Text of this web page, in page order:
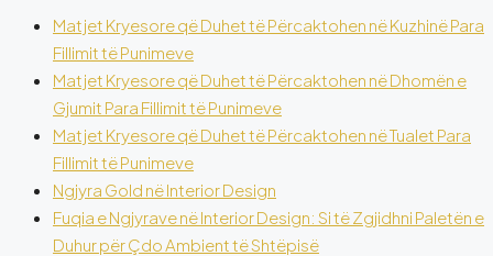
Matjet Kryesore që Duhet të Përcaktohen në Kuzhinë Para
Fillimit të Punimeve
Matjet Kryesore që Duhet të Përcaktohen në Dhomën e
Gjumit Para Fillimit të Punimeve
Matjet Kryesore që Duhet të Përcaktohen në Tualet Para
Fillimit të Punimeve
Ngjyra Gold në Interior Design
Fuqia e Ngjyrave në Interior Design: Si të Zgjidhni Paletën e
Duhur për Çdo Ambient të Shtëpisë